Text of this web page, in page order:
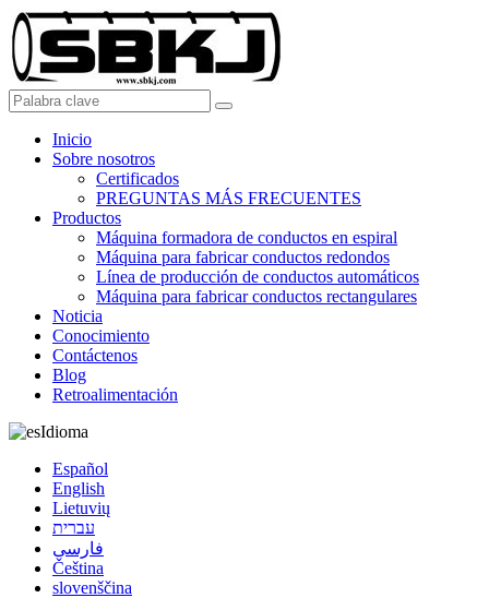
Inicio
Sobre nosotros
Certificados
PREGUNTAS MÁS FRECUENTES
Productos
Máquina formadora de conductos en espiral
Máquina para fabricar conductos redondos
Línea de producción de conductos automáticos
Máquina para fabricar conductos rectangulares
Noticia
Conocimiento
Contáctenos
Blog
Retroalimentación
Idioma
Español
English
Lietuvių
עברית
فارسی
Čeština
slovenščina